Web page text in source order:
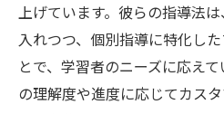
上げています。彼らの指導法
入れつつ、個別指導に特化し
とで、学習者のニーズに応え
の理解度や進度に応じてカス